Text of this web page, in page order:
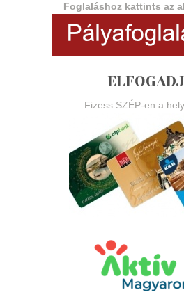
Foglaláshoz kattints az
Fizess SZÉP-en a